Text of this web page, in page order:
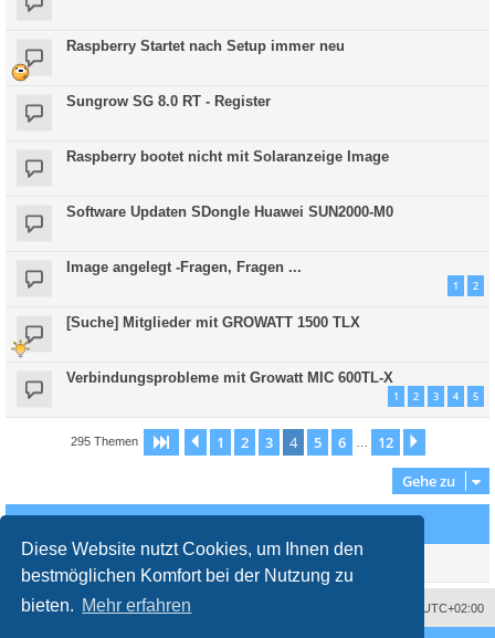
Diese Website nutzt Cookies, um Ihnen den
bestmöglichen Komfort bei der Nutzung zu
bieten. Mehr erfahren
Raspberry Startet nach Setup immer neu
Sungrow SG 8.0 RT - Register
Raspberry bootet nicht mit Solaranzeige Image
Software Updaten SDongle Huawei SUN2000-M0
Image angelegt -Fragen, Fragen ...
1 2
[Suche] Mitglieder mit GROWATT 1500 TLX
Verbindungsprobleme mit Growatt MIC 600TL-X
1 2 3 4 5
295 Themen Seite von
Vorherige
1 2 3 4 5 6 12
Gehe zu
UTC+02:00
Impressum